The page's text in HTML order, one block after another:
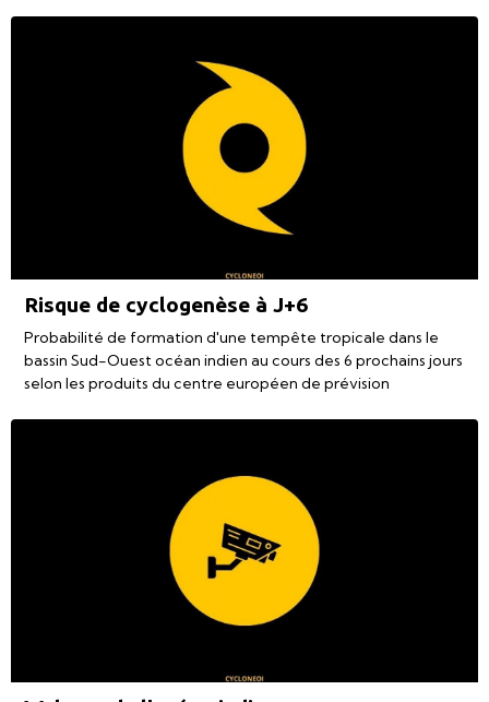
Risque de cyclogenèse à J+6
Probabilité de formation d'une tempête tropicale dans le
bassin Sud-Ouest océan indien au cours des 6 prochains jours
selon les produits du centre européen de prévision